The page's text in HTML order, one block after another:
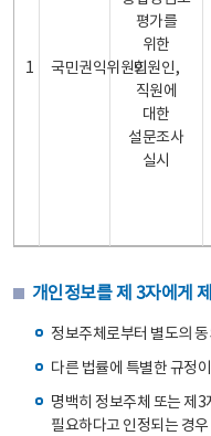
1 국민권익위원회
평가를
위한
민원인,
직원에
대한
설문조사
실시
개인정보를 제 3자에게
정보주체로부터 별도의
다른 법률에 특별한 규정
명백히 정보주체 또는 제
필요하다고 인정되는 경우